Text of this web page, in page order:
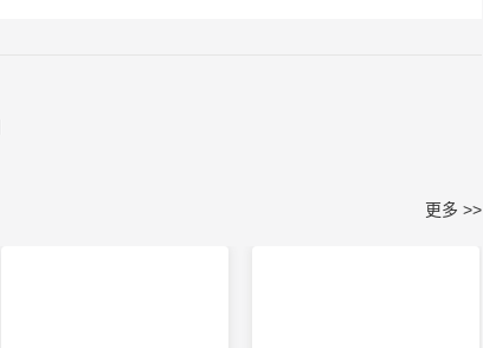
更多 >>